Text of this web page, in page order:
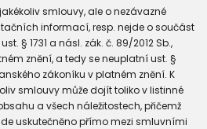
smlouvy, ale o nezávazné
informací, resp. nejde o součást
§ 1731 a násl. zák. č. 89/2012 Sb.,
znění, a tedy se neuplatní ust. §
zákoníku v platném znění. K
smlouvy může dojít toliko v listinné
a všech náležitostech, přičemž
uskutečněno přímo mezi smluvními